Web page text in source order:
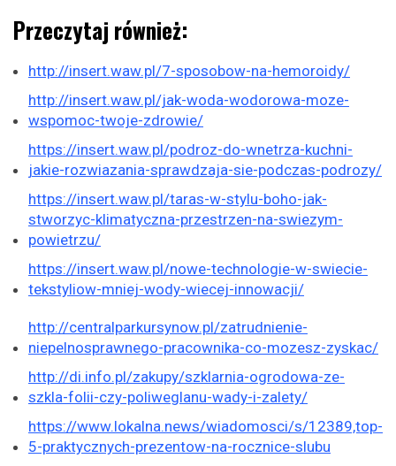
Przeczytaj również:
http://insert.waw.pl/7-sposobow-na-hemoroidy/
http://insert.waw.pl/jak-woda-wodorowa-moze-
wspomoc-twoje-zdrowie/
https://insert.waw.pl/podroz-do-wnetrza-kuchni-
jakie-rozwiazania-sprawdzaja-sie-podczas-podrozy/
https://insert.waw.pl/taras-w-stylu-boho-jak-
stworzyc-klimatyczna-przestrzen-na-swiezym-
powietrzu/
https://insert.waw.pl/nowe-technologie-w-swiecie-
tekstyliow-mniej-wody-wiecej-innowacji/
http://centralparkursynow.pl/zatrudnienie-
niepelnosprawnego-pracownika-co-mozesz-zyskac/
http://di.info.pl/zakupy/szklarnia-ogrodowa-ze-
szkla-folii-czy-poliweglanu-wady-i-zalety/
https://www.lokalna.news/wiadomosci/s/12389,top-
5-praktycznych-prezentow-na-rocznice-slubu